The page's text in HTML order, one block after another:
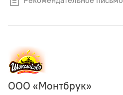
ООО «Монтбрук»